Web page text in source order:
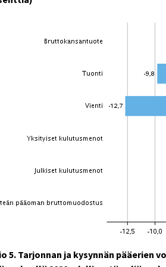
5. Tarjonnan ja kysynnän pääerien